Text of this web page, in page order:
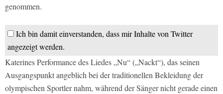
genommen.
Ich bin damit einverstanden, dass mir Inhalte von Twitter
angezeigt werden.
Katerines Performance des Liedes „Nu“ („Nackt“), das seinen
Ausgangspunkt angeblich bei der traditionellen Bekleidung der
olympischen Sportler nahm, während der Sänger nicht gerade einen